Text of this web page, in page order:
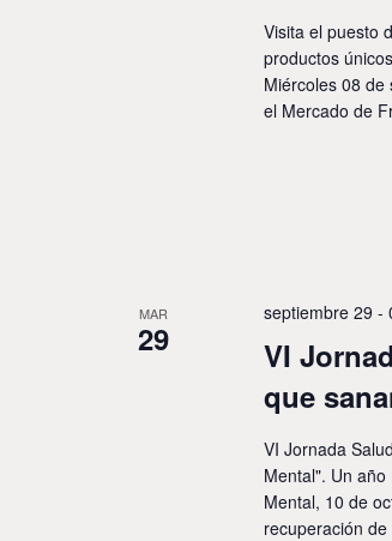
Visita el puesto
productos
Miércoles 08
el Mercado de
MAR
29
VI
que
septiembre 29 -
VI Jornada
Mental". Un
Mental, 10 de
recuperación